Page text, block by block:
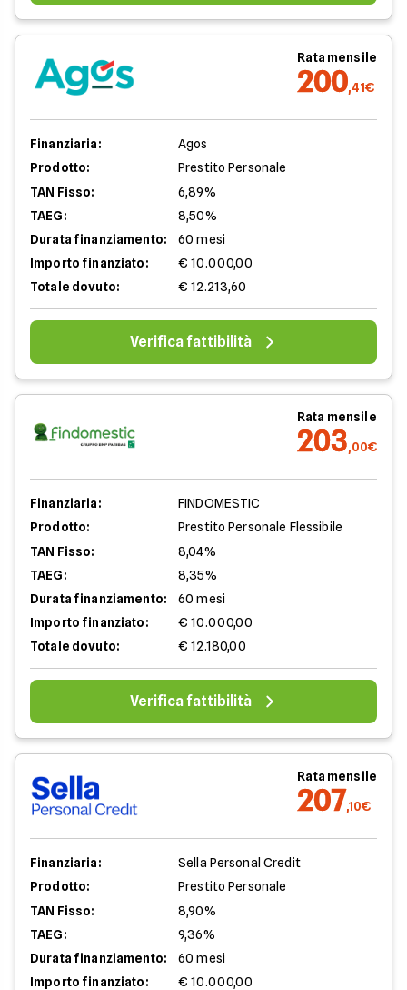
Rata mensile
200,41€
Finanziaria:
Agos
Prodotto:
Prestito Personale
TAN Fisso:
6,89%
TAEG:
8,50%
Durata finanziamento:
60 mesi
Importo finanziato:
€ 10.000,00
Totale dovuto:
€ 12.213,60
Verifica fattibilità
Rata mensile
203,00€
Finanziaria:
FINDOMESTIC
Prodotto:
Prestito Personale Flessibile
TAN Fisso:
8,04%
TAEG:
8,35%
Durata finanziamento:
60 mesi
Importo finanziato:
€ 10.000,00
Totale dovuto:
€ 12.180,00
Verifica fattibilità
Rata mensile
207,10€
Finanziaria:
Sella Personal Credit
Prodotto:
Prestito Personale
TAN Fisso:
8,90%
TAEG:
9,36%
Durata finanziamento:
60 mesi
Importo finanziato:
€ 10.000,00